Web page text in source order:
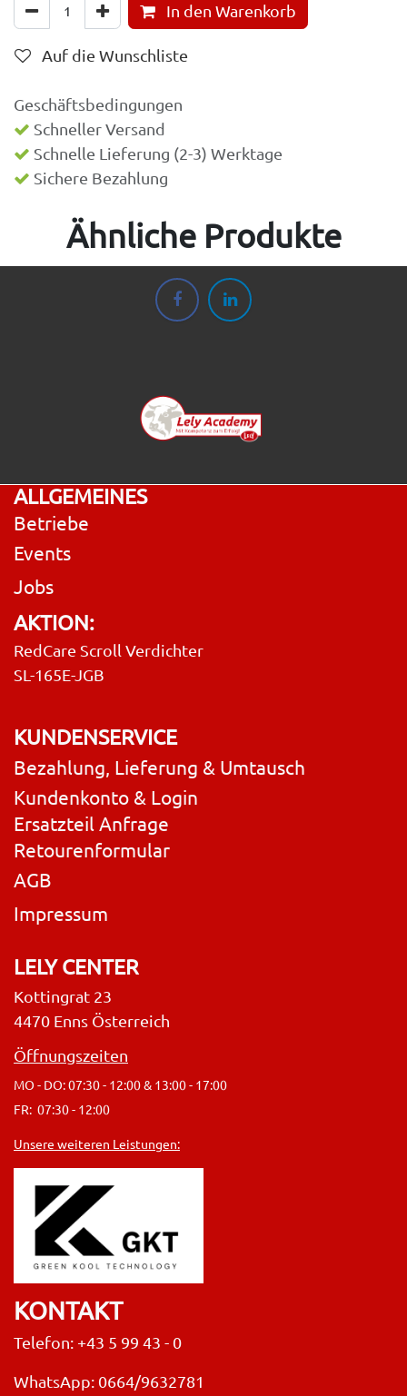
In den Warenkorb
Auf die Wunschliste
Geschäftsbedingungen
Schneller Versand
Schnelle Lieferung (2-3) Werktage
Sichere Bezahlung
Ähnliche Produkte
ALLGEMEINES
Betriebe
Events
Jobs
AKTION:
RedCare Scroll Verdichter
SL-165E-JGB
KUNDENSERVICE
Bezahlung, Lieferung & Umtausch
Kundenkonto & Login
Ersatzteil Anfrage
Retourenformular
AGB
Impressum
LELY CENTER
Kottingrat 23
4470 Enns Österreich
Öffnungszeiten
MO - DO: 07:30 - 12:00 & 13:00 - 17:00
FR: 07:30 - 12:00
Unsere weiteren Leistungen:
KONTAKT
Telefon: +43 5 99 43 - 0
WhatsApp: 0664/9632781